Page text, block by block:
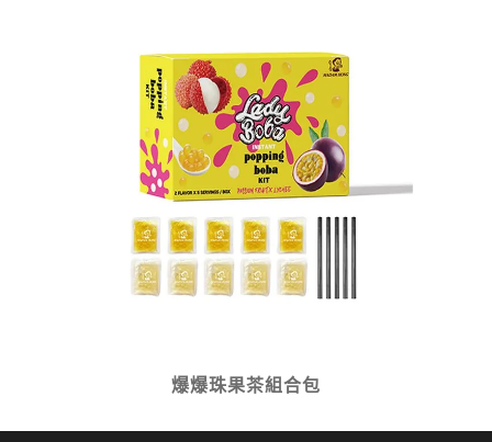
爆爆珠果茶組合包